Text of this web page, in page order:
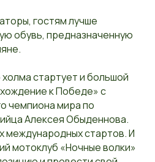
гостям лучше
обувь, предназначенную
стартует и большой
к Победе» с
чемпиона мира по
Алексея Обыденнова.
международных стартов. И
мотоклуб «Ночные волки»